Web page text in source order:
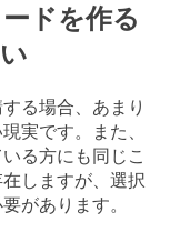
ドを作る
る場合、あまり
実です。また、
る方にも同じこ
しますが、選択
があります。